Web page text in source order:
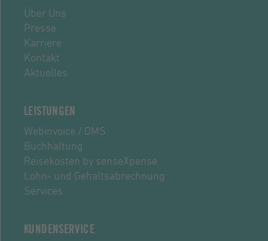
Über Uns
Presse
Karriere
Kontakt
Aktuelles
LEISTUNGEN
Webinvoice / DMS
Buchhaltung
Reisekosten by senseXpense
Lohn- und Gehaltsabrechnung
Services
KUNDENSERVICE